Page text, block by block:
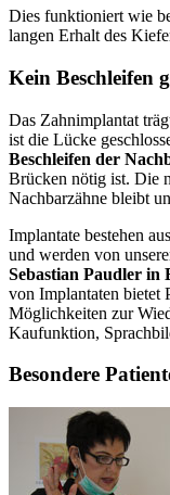
Dies funktioniert wie
langen Erhalt des
Kein Beschleifen
Das Zahnimplantat
ist die Lücke
Beschleifen der
Brücken nötig ist. Die
Nachbarzähne bleibt
Implantate bestehen
und werden von
Sebastian Paudler in
von Implantaten bietet
Möglichkeiten zur
Kaufunktion,
Besondere